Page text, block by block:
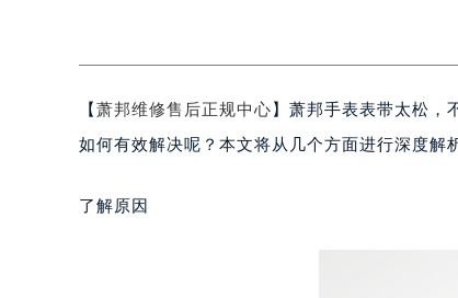
厦门市思明区湖滨东路95号华
福州市鼓楼区五四路128-1号恒
【萧邦维修售后正规中心】萧邦手表表带太松，
如何有效解决呢？本文将从几个方面进行深度解
了解原因